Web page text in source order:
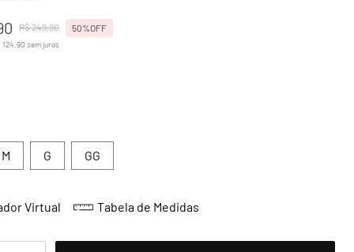
R$249,90 50%OFF
124 ,90 sem juros
G GG
M
Virtual Tabela de Medidas